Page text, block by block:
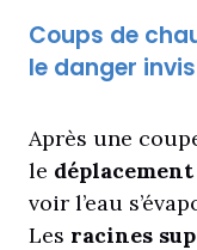
Coups de
le danger
Après une
le déplacement
voir l’eau
Les racines